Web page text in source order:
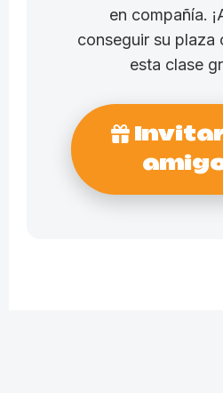
en compañía.
conseguir su plaza
esta clase
Invitar